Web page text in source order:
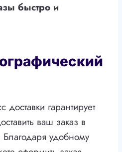
быстро и
гарантирует
ваш заказ в
удобному